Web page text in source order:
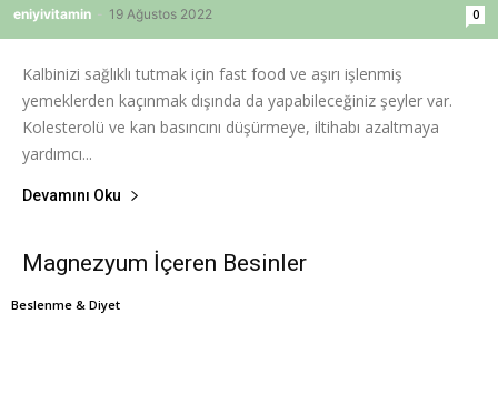
eniyivitamin - 19 Ağustos 2022 0
Kalbinizi sağlıklı tutmak için fast food ve aşırı işlenmiş
yemeklerden kaçınmak dışında da yapabileceğiniz şeyler var.
Kolesterolü ve kan basıncını düşürmeye, iltihabı azaltmaya
yardımcı...
Devamını Oku
Magnezyum İçeren Besinler
Beslenme & Diyet